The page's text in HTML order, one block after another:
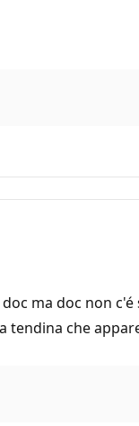
ma doc non
tendina che